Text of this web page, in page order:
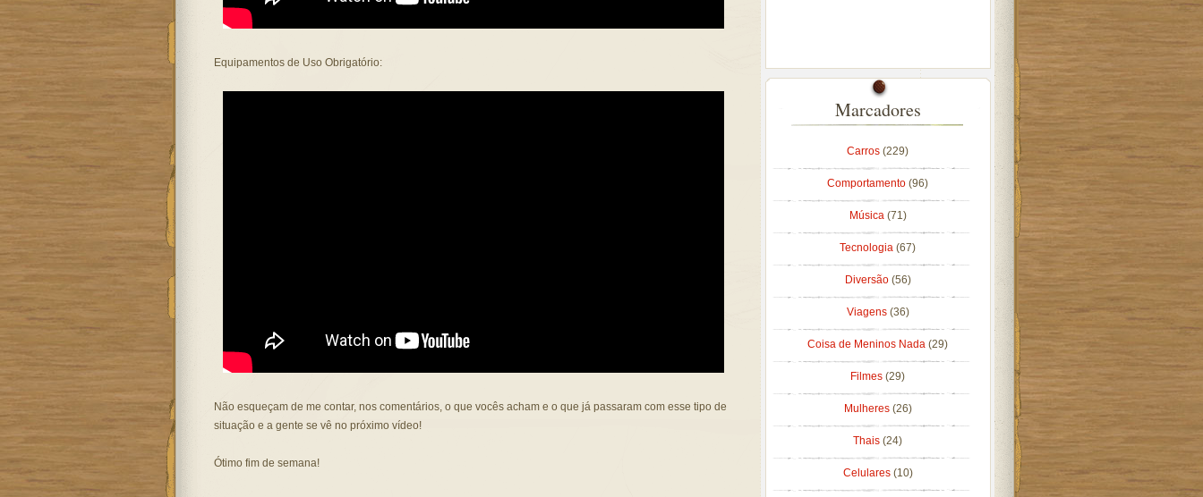
Equipamentos de Uso Obrigatório:
Não esqueçam de me contar, nos comentários, o que vocês acham e o que já passaram com esse tipo de
situação e a gente se vê no próximo vídeo!
Ótimo fim de semana!
Marcadores
Carros (229)
Comportamento (96)
Música (71)
Tecnologia (67)
Diversão (56)
Viagens (36)
Coisa de Meninos Nada (29)
Filmes (29)
Mulheres (26)
Thais (24)
Celulares (10)